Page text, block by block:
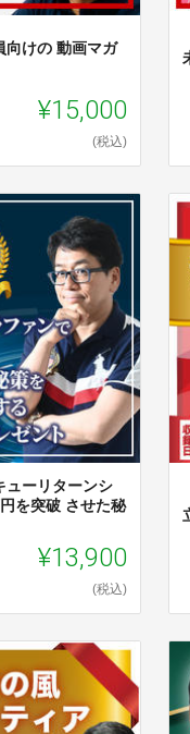
向けの 動画マガ
¥15,000
(税込)
ューリターンシ
を突破 させた秘
¥13,900
(税込)